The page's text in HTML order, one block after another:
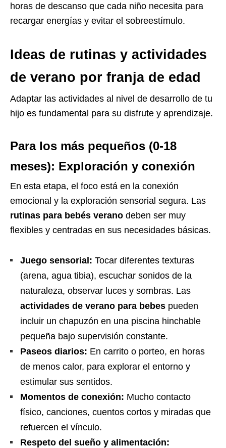
horas de descanso que cada niño necesita para
recargar energías y evitar el sobreestímulo.
Ideas de rutinas y actividades
de verano por franja de edad
Adaptar las actividades al nivel de desarrollo de tu
hijo es fundamental para su disfrute y aprendizaje.
Para los más pequeños (0-18
meses): Exploración y conexión
En esta etapa, el foco está en la conexión
emocional y la exploración sensorial segura. Las
rutinas para bebés verano deben ser muy
flexibles y centradas en sus necesidades básicas.
Juego sensorial: Tocar diferentes texturas
(arena, agua tibia), escuchar sonidos de la
naturaleza, observar luces y sombras. Las
actividades de verano para bebes pueden
incluir un chapuzón en una piscina hinchable
pequeña bajo supervisión constante.
Paseos diarios: En carrito o porteo, en horas
de menos calor, para explorar el entorno y
estimular sus sentidos.
Momentos de conexión: Mucho contacto
físico, canciones, cuentos cortos y miradas que
refuercen el vínculo.
Respeto del sueño y alimentación: